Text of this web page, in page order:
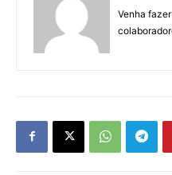
Venha